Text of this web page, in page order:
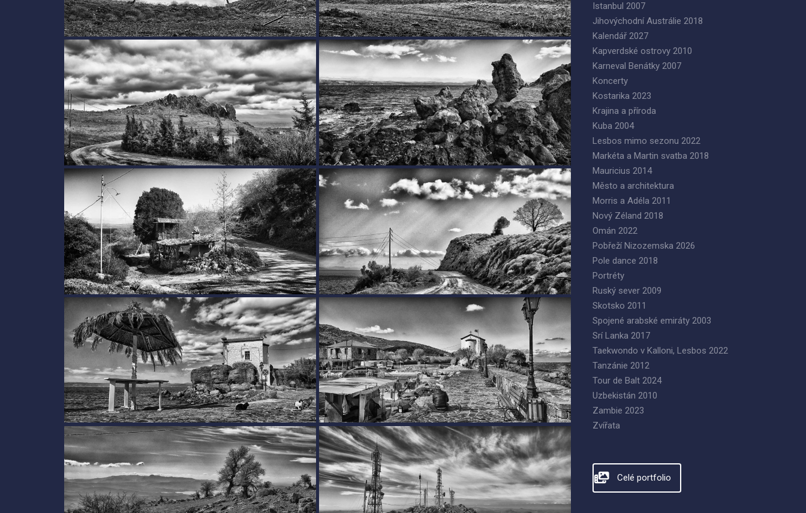
Istanbul 2007
Jihovýchodní Austrálie 2018
Kalendář 2027
Kapverdské ostrovy 2010
Karneval Benátky 2007
Koncerty
Kostarika 2023
Krajina a příroda
Kuba 2004
Lesbos mimo sezonu 2022
Markéta a Martin svatba 2018
Mauricius 2014
Město a architektura
Morris a Adéla 2011
Nový Zéland 2018
Omán 2022
Pobřeží Nizozemska 2026
Pole dance 2018
Portréty
Ruský sever 2009
Skotsko 2011
Spojené arabské emiráty 2003
Srí Lanka 2017
Taekwondo v Kalloni, Lesbos 2022
Tanzánie 2012
Tour de Balt 2024
Uzbekistán 2010
Zambie 2023
Zvířata
Celé portfolio